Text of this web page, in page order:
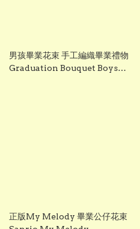
男孩畢業花束 手工編織畢業禮物
Graduation Bouquet Boys
正版My Melody 畢業公仔花束